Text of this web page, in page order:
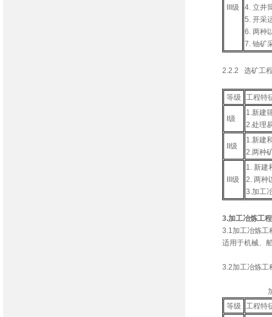
III级
4. 立井
5. 开采
6. 两种
7. 铀矿
2.2.2 选矿工
等级
工程特
I级
1.新建
2.处理
II级
1.新建
2.两种
III级
1. 新建
2. 两种
3.加工
3.加工冶炼工程
3.1加工冶炼工
适用于机械、
3.2加工冶炼工
加工冶
等级
工程特